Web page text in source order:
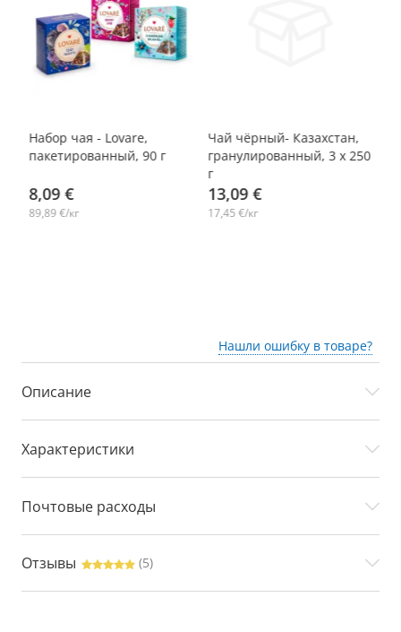
-10%
Набор чая - Lovare,
пакетированный, 90 г
8,09 €
89,89 €/кг
-10%
Чай чёрный- Казахстан,
гранулированный, 3 х 250
г
13,09 €
17,45 €/кг
Нашли ошибку в товаре?
Описание
Характеристики
Почтовые расходы
Отзывы (5)